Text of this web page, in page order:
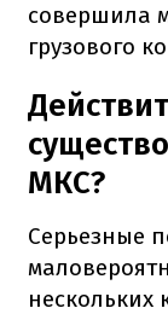
совершила
грузового
МКС?
Серьезные
нескольких